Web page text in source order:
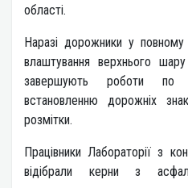
області.
Наразі дорожники у
влаштування верхнього
завершують роботи по
встановленню дорожніх
розмітки.
Працівники Лабораторії з
відібрали керни з